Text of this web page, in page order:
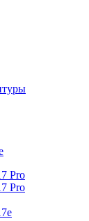
Pro
Pro